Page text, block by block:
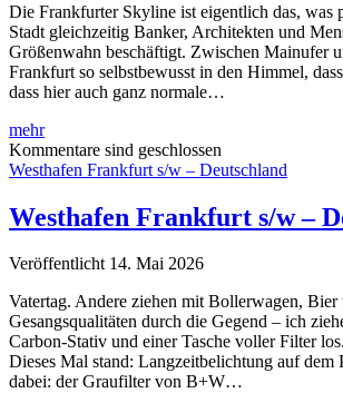
Die Frankfurter Skyline ist eigentlich das, was
Stadt gleichzeitig Banker, Architekten und
Größenwahn beschäftigt. Zwischen Mainufer
Frankfurt so selbstbewusst in den Himmel,
dass hier auch ganz normale…
mehrSkyline
Frankfurt
–
Kommentare sind geschlossen
Westhafen Frankfurt s/w – Deutschland
Westhafen Frankfurt s/w –
Veröffentlicht 14. Mai 2026
Vatertag. Andere ziehen mit Bollerwagen,
Gesangsqualitäten durch die Gegend – ich
Carbon-Stativ und einer Tasche voller Filter
Dieses Mal stand: Langzeitbelichtung auf dem
dabei: der Graufilter von B+W…